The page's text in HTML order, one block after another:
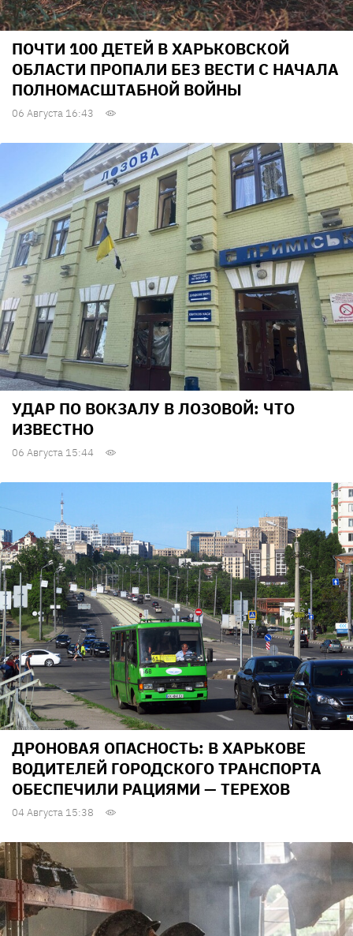
ПОЧТИ 100 ДЕТЕЙ В ХАРЬКОВСКОЙ
ОБЛАСТИ ПРОПАЛИ БЕЗ ВЕСТИ С НАЧАЛА
ПОЛНОМАСШТАБНОЙ ВОЙНЫ
06 Августа 16:43
УДАР ПО ВОКЗАЛУ В ЛОЗОВОЙ: ЧТО
ИЗВЕСТНО
06 Августа 15:44
ДРОНОВАЯ ОПАСНОСТЬ: В ХАРЬКОВЕ
ВОДИТЕЛЕЙ ГОРОДСКОГО ТРАНСПОРТА
ОБЕСПЕЧИЛИ РАЦИЯМИ — ТЕРЕХОВ
04 Августа 15:38